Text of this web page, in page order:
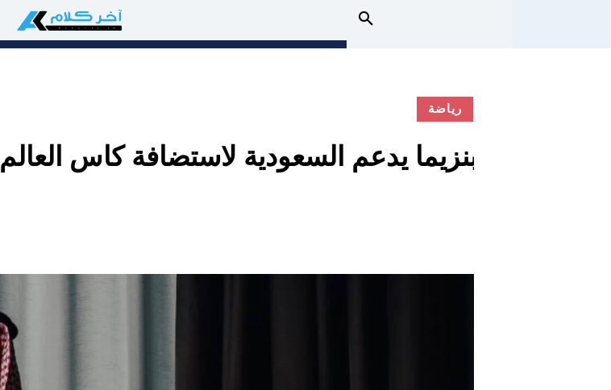
رياضة
بنزيما يدعم السعودية لاستضافة كاس العالم 2034